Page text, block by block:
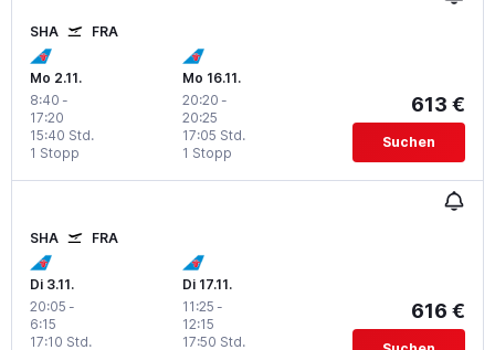
SHA FRA
Mo 2.11.
8:40 -
17:20
1 Stopp
15:40 Std.
Mo 16.11.
20:20 -
20:25
1 Stopp
17:05 Std.
613 €
Suchen
SHA FRA
Di 3.11.
20:05 -
6:15
17:10 Std.
Di 17.11.
11:25 -
12:15
17:50 Std.
616 €